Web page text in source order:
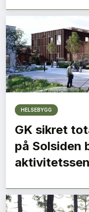
HELSEBYGG
GK sikret
på Solsiden